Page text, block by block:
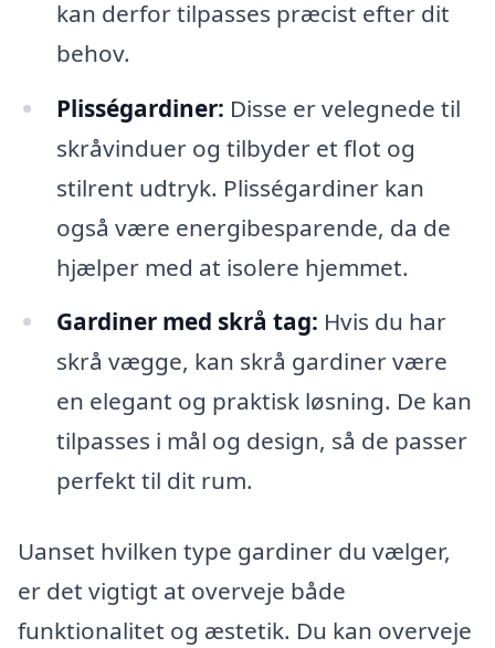
kan derfor tilpasses præcist efter dit
behov.
Plisségardiner: Disse er velegnede til
skråvinduer og tilbyder et flot og
stilrent udtryk. Plisségardiner kan
også være energibesparende, da de
hjælper med at isolere hjemmet.
Gardiner med skrå tag: Hvis du har
skrå vægge, kan skrå gardiner være
en elegant og praktisk løsning. De kan
tilpasses i mål og design, så de passer
perfekt til dit rum.
Uanset hvilken type gardiner du vælger,
er det vigtigt at overveje både
funktionalitet og æstetik. Du kan overveje